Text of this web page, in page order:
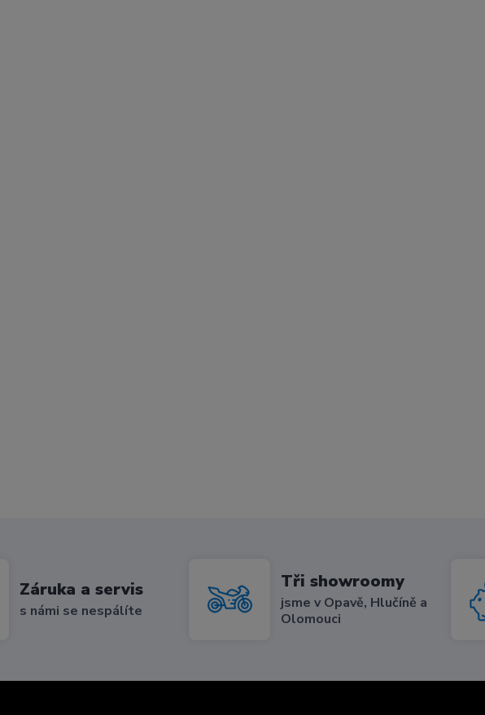
Záruka a servis
s námi se nespálíte
Tři showroomy
jsme v Opavě, Hlučíně a
Olomouci